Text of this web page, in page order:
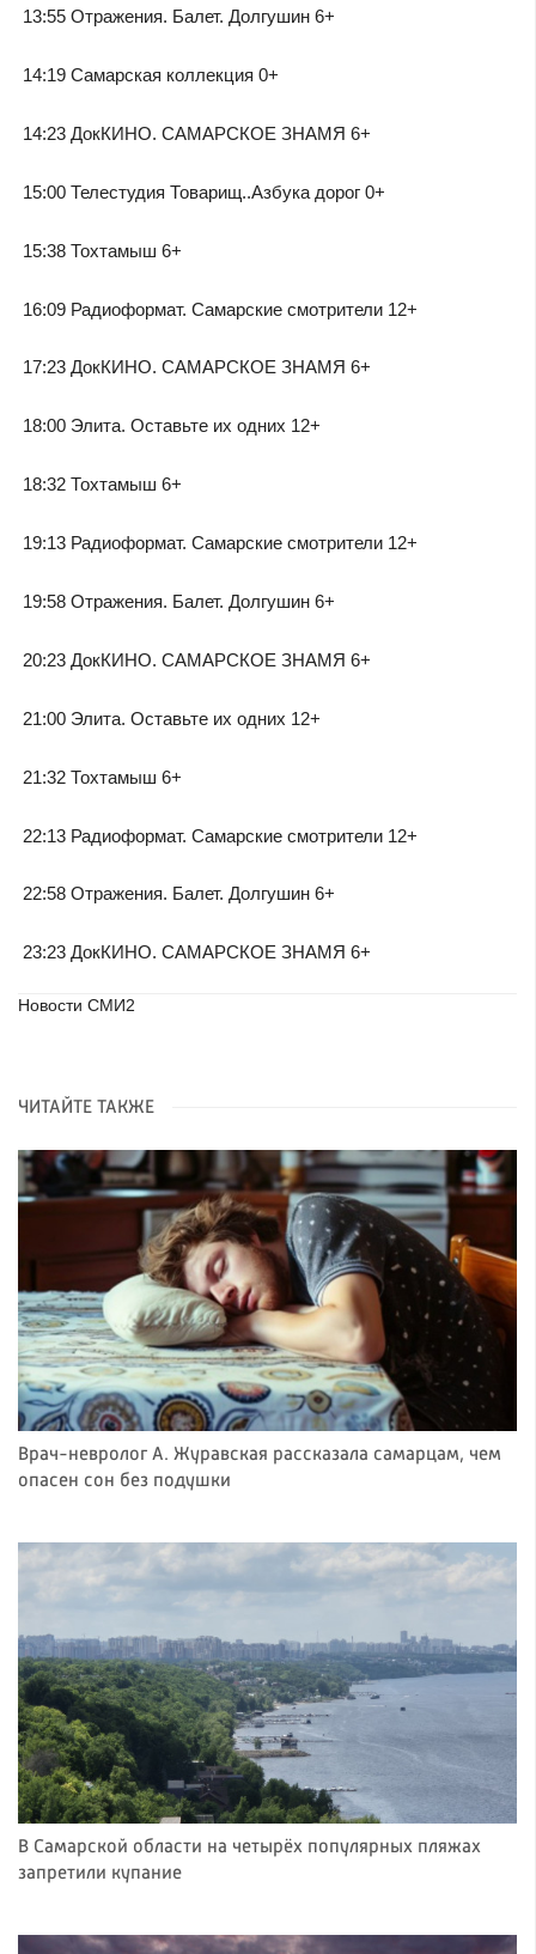
13:55 Отражения. Балет. Долгушин 6+
14:19 Самарская коллекция 0+
14:23 ДокКИНО. САМАРСКОЕ ЗНАМЯ 6+
15:00 Телестудия Товарищ..Азбука дорог 0+
15:38 Тохтамыш 6+
16:09 Радиоформат. Самарские смотрители 12+
17:23 ДокКИНО. САМАРСКОЕ ЗНАМЯ 6+
18:00 Элита. Оставьте их одних 12+
18:32 Тохтамыш 6+
19:13 Радиоформат. Самарские смотрители 12+
19:58 Отражения. Балет. Долгушин 6+
20:23 ДокКИНО. САМАРСКОЕ ЗНАМЯ 6+
21:00 Элита. Оставьте их одних 12+
21:32 Тохтамыш 6+
22:13 Радиоформат. Самарские смотрители 12+
22:58 Отражения. Балет. Долгушин 6+
23:23 ДокКИНО. САМАРСКОЕ ЗНАМЯ 6+
Новости СМИ2
ЧИТАЙТЕ ТАКЖЕ
Врач-невролог А. Журавская рассказала самарцам, чем
опасен сон без подушки
В Самарской области на четырёх популярных пляжах
запретили купание